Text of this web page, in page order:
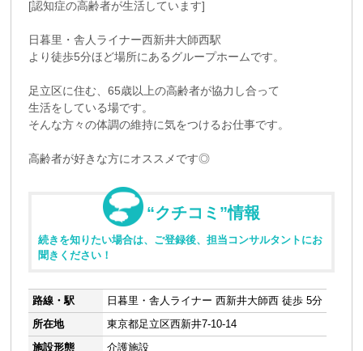
[認知症の高齢者が生活しています]
日暮里・舎人ライナー西新井大師西駅
より徒歩5分ほど場所にあるグループホームです。
足立区に住む、65歳以上の高齢者が協力し合って
生活をしている場です。
そんな方々の体調の維持に気をつけるお仕事です。
高齢者が好きな方にオススメです◎
“クチコミ”情報
続きを知りたい場合は、ご登録後、担当コンサルタントにお
聞きください！
路線・駅
日暮里・舎人ライナー 西新井大師西 徒歩 5分
所在地
東京都足立区西新井7-10-14
施設形態
介護施設